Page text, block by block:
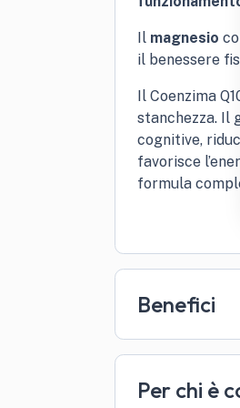
Il magnesio
il benessere
Il Coenzima
stanchezza. Il
cognitive,
favorisce
formula
Benefici
Per chi è